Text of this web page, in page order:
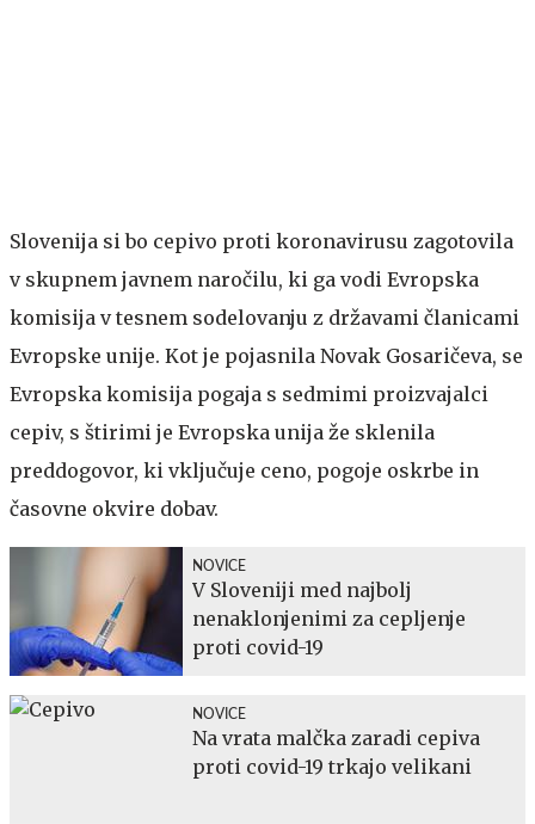
Slovenija si bo cepivo proti koronavirusu zagotovila
v skupnem javnem naročilu, ki ga vodi Evropska
komisija v tesnem sodelovanju z državami članicami
Evropske unije. Kot je pojasnila Novak Gosaričeva, se
Evropska komisija pogaja s sedmimi proizvajalci
cepiv, s štirimi je Evropska unija že sklenila
preddogovor, ki vključuje ceno, pogoje oskrbe in
časovne okvire dobav.
NOVICE
V Sloveniji med najbolj
nenaklonjenimi za cepljenje
proti covid-19
NOVICE
Na vrata malčka zaradi cepiva
proti covid-19 trkajo velikani